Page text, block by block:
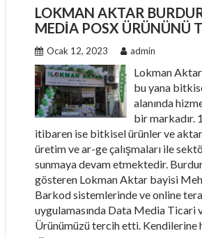
LOKMAN AKTAR
MEDIA POSX ÜRÜNÜNÜ
Ocak 12, 2023 admin
Lokman
bu yana
alanında
bir markadır.
itibaren ise bitkisel ürünler ve
üretim ve ar-ge çalışmaları ile
sunmaya devam etmektedir.
gösteren Lokman Aktar bayisi
Barkod sistemlerinde ve online
uygulamasında Data Media Ticari
Ürünümüzü tercih etti. Kendilerine